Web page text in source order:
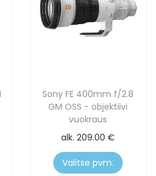
Sony FE 400mm f/2.8
GM OSS - objektiivi
vuokraus
alk.209.00€
Valitse pvm.